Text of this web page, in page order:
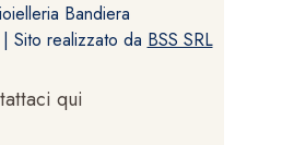
Bandiera
Sito realizzato da BSS SRL
qui